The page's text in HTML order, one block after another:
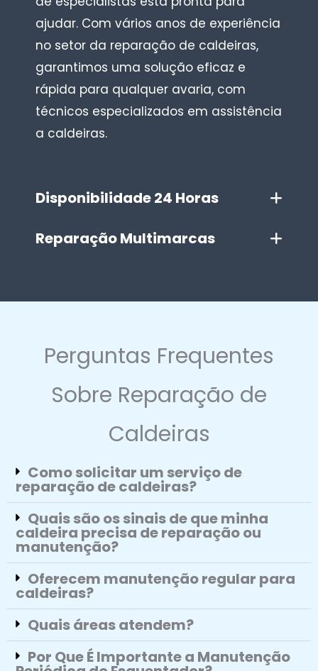
ajudar. Com vários anos de experiência
no setor da reparação de caldeiras,
garantimos uma solução eficaz e
rápida para qualquer avaria, com
técnicos especializados em assistência
a caldeiras.
Disponibilidade 24 Horas
Reparação Multimarcas
Perguntas Frequentes
Sobre Reparação de
Caldeiras
Como solicitar um serviço de
reparação de caldeiras?
Quais são os sinais de que minha
caldeira precisa de reparação ou
manutenção?
Oferecem manutenção regular para
caldeiras?
Quais áreas atendem?
Por Que É Importante a Manutenção